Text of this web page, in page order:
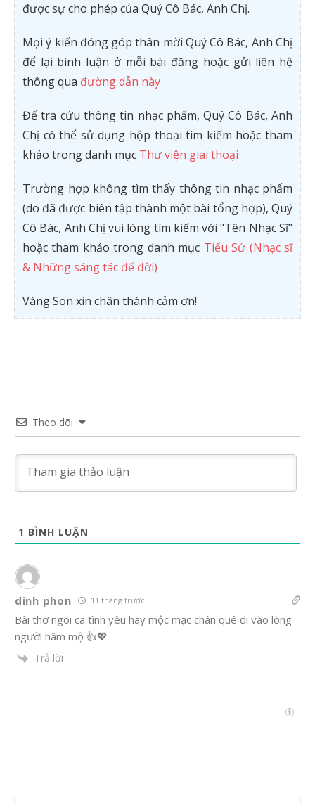
được sự cho phép của Quý Cô Bác, Anh Chị.
Mọi ý kiến đóng góp thân mời Quý Cô Bác, Anh Chị
để lại bình luận ở mỗi bài đăng hoặc gửi liên hệ
thông qua đường dẫn này
Để tra cứu thông tin nhạc phẩm, Quý Cô Bác, Anh
Chị có thể sử dụng hộp thoại tìm kiếm hoặc tham
khảo trong danh mục Thư viện giai thoại
Trường hợp không tìm thấy thông tin nhạc phẩm
(do đã được biên tập thành một bài tổng hợp), Quý
Cô Bác, Anh Chị vui lòng tìm kiếm với "Tên Nhạc Sĩ"
hoặc tham khảo trong danh mục Tiểu Sử (Nhạc sĩ
& Những sáng tác để đời)
Vàng Son xin chân thành cảm ơn!
Theo dõi
1 BÌNH LUẬN
dinh phon 11 tháng trước
Bài thơ ngoi ca tình yêu hay mộc mạc chân quê đi vào lòng
người hâm mộ 👍💖
Trả lời